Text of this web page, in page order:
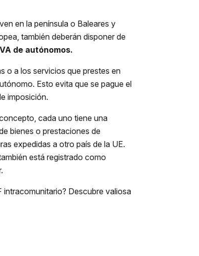
en la península o Baleares y
también deberán disponer de
de autónomos.
o a los servicios que prestes en
Esto evita que se pague el
imposición.
cada uno tiene una
bienes o prestaciones de
expedidas a otro país de la UE.
está registrado como
intracomunitario? Descubre valiosa